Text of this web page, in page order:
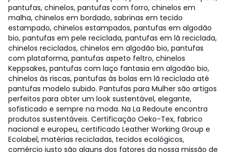
pantufas, chinelos, pantufas com forro, chinelos em
malha, chinelos em bordado, sabrinas em tecido
estampado, chinelos estampados, pantufas em algodão
bio, pantufas em pele reciclada, pantufas em lã reciclada,
chinelos reciclados, chinelos em algodão bio, pantufas
com plataforma, pantufas aspeto feltro, chinelos
Keppsakes, pantufas com laço fantasia em algodão bio,
chinelos às riscas, pantufas às bolas em lã reciclada até
pantufas modelo subido. Pantufas para Mulher são artigos
perfeitos para obter um look sustentável, elegante,
sofisticado e sempre na moda. Na La Redoute encontra
produtos sustentáveis. Certificação Oeko-Tex, fabrico
nacional e europeu, certificado Leather Working Group e
Ecolabel, matérias recicladas, tecidos ecológicos,
comércio justo são alguns dos fatores da nossa missão de